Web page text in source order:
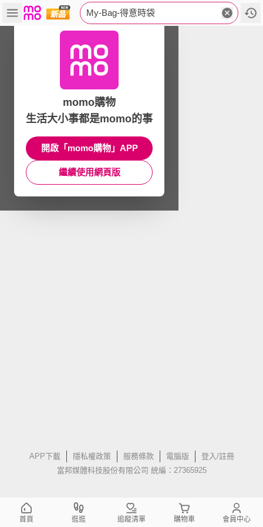
My-Bag-得意時袋
APP下載 隱私權政策 服務條款 電腦版
登入/註冊
富邦媒體科技股份有限公司 統編：27365925
momo購物
生活大小事都是momo的事
開啟「momo購物」APP
繼續使用網頁版
首頁 逛逛 追蹤清單 購物車 會員中心